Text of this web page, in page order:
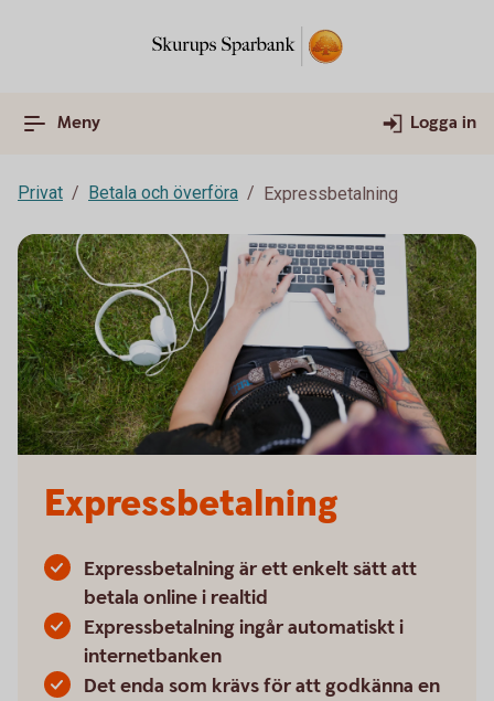
Meny Logga in
Privat Betala och överföra Expressbetalning
Expressbetalning
Expressbetalning är ett enkelt sätt att
betala online i realtid
Expressbetalning ingår automatiskt i
internetbanken
Det enda som krävs för att godkänna en